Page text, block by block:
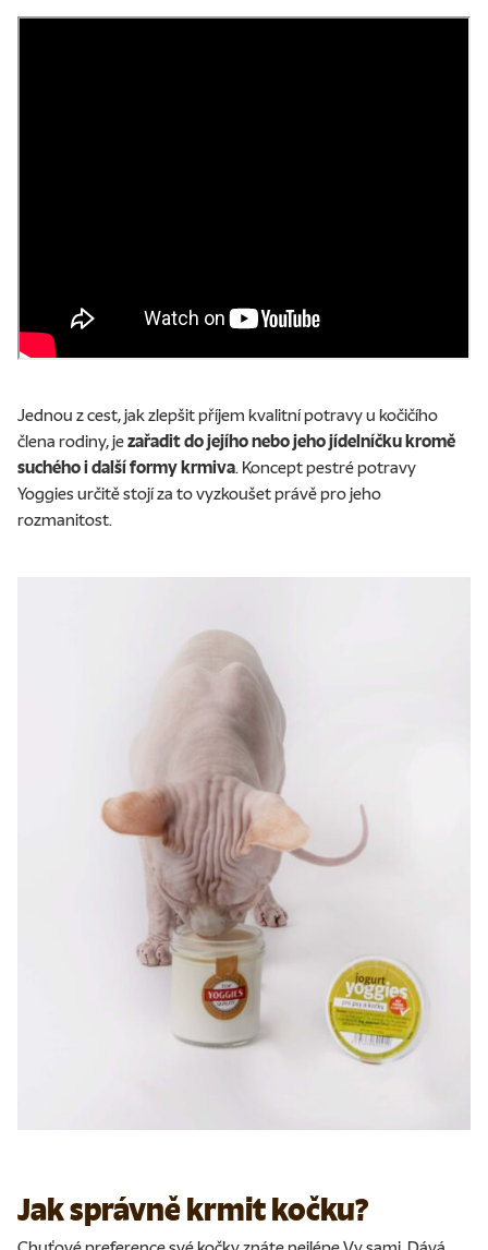
Jednou z cest, jak zlepšit příjem kvalitní potravy u kočičího
člena rodiny, jezařadit do jejího nebo jeho jídelníčku kromě
suchého i další formy krmiva. Koncept pestré potravy
Yoggies určitě stojí za to vyzkoušet právě pro jeho
rozmanitost.
Jak správně krmit kočku?